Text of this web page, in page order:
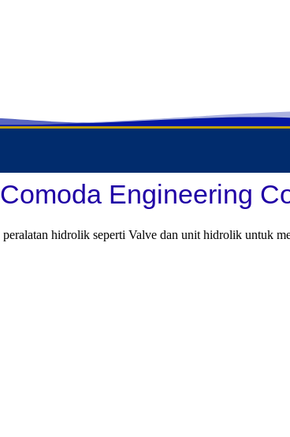
Comoda Engineering
hidrolik seperti Valve dan unit hidrolik untuk